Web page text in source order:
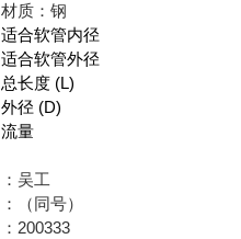
材质：钢
适合软管内径
适合软管外径
总长度 (L)
外径 (D)
流量
：吴工
：（同号）
：200333